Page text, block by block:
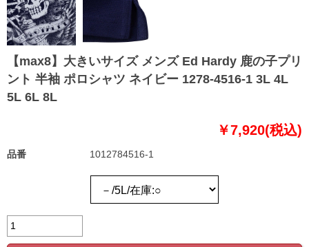
【max8】大きいサイズ メンズ Ed Hardy 鹿の子プリ
ント 半袖 ポロシャツ ネイビー 1278-4516-1 3L 4L
5L 6L 8L
￥7,920(税込)
品番 1012784516-1